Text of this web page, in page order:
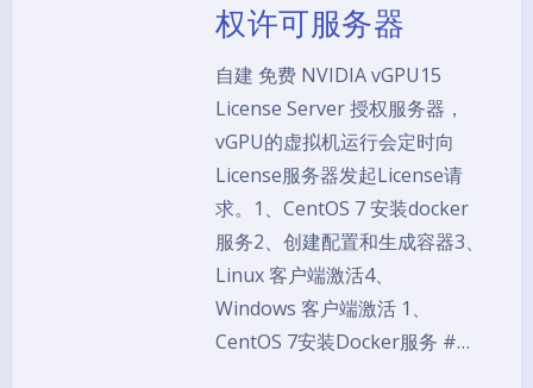
权许可服务器
自建 免费 NVIDIA vGPU15
License Server 授权服务器，
vGPU的虚拟机运行会定时向
License服务器发起License请
求。1、CentOS 7 安装docker
服务2、创建配置和生成容器3、
Linux 客户端激活4、
Windows 客户端激活 1、
CentOS 7安装Docker服务 #…